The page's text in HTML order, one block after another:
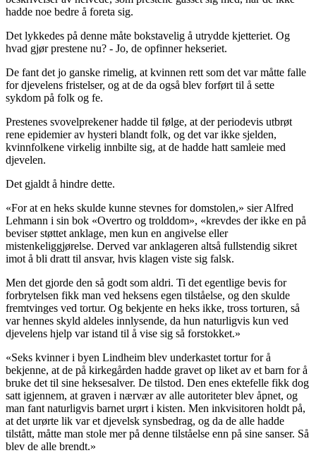
hadde noe bedre å foreta sig.
Det lykkedes på denne måte bokstavelig å utrydde kjetteriet. Og
hvad gjør prestene nu? - Jo, de opfinner hekseriet.
De fant det jo ganske rimelig, at kvinnen rett som det var måtte falle
for djevelens fristelser, og at de da også blev forført til å sette
sykdom på folk og fe.
Prestenes svovelprekener hadde til følge, at der periodevis utbrøt
rene epidemier av hysteri blandt folk, og det var ikke sjelden,
kvinnfolkene virkelig innbilte sig, at de hadde hatt samleie med
djevelen.
Det gjaldt å hindre dette.
«For at en heks skulde kunne stevnes for domstolen,» sier Alfred
Lehmann i sin bok «Overtro og trolddom», «krevdes der ikke en på
beviser støttet anklage, men kun en angivelse eller
mistenkeliggjørelse. Derved var anklageren altså fullstendig sikret
imot å bli dratt til ansvar, hvis klagen viste sig falsk.
Men det gjorde den så godt som aldri. Ti det egentlige bevis for
forbrytelsen fikk man ved heksens egen tilståelse, og den skulde
fremtvinges ved tortur. Og bekjente en heks ikke, tross torturen, så
var hennes skyld aldeles innlysende, da hun naturligvis kun ved
djevelens hjelp var istand til å vise sig så forstokket.»
«Seks kvinner i byen Lindheim blev underkastet tortur for å
bekjenne, at de på kirkegården hadde gravet op liket av et barn for å
bruke det til sine heksesalver. De tilstod. Den enes ektefelle fikk dog
satt igjennem, at graven i nærvær av alle autoriteter blev åpnet, og
man fant naturligvis barnet urørt i kisten. Men inkvisitoren holdt på,
at det urørte lik var et djevelsk synsbedrag, og da de alle hadde
tilstått, måtte man stole mer på denne tilståelse enn på sine sanser. Så
blev de alle brendt.»